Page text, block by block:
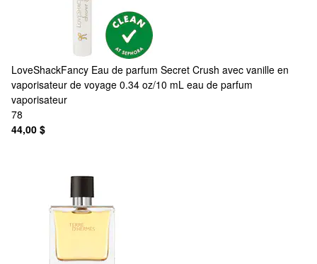
LoveShackFancy Eau de parfum Secret Crush avec vanille en
vaporisateur de voyage 0.34 oz/10 mL eau de parfum
vaporisateur
78
44,00 $